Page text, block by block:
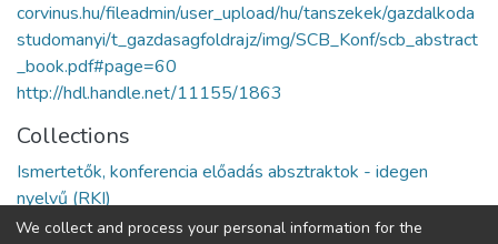
corvinus.hu/fileadmin/user_upload/hu/tanszekek/gazdalkoda
studomanyi/t_gazdasagfoldrajz/img/SCB_Konf/scb_abstract
_book.pdf#page=60
http://hdl.handle.net/11155/1863
Collections
Ismertetők, konferencia előadás absztraktok - idegen
nyelvű (RKI)
We collect and process your personal information for the